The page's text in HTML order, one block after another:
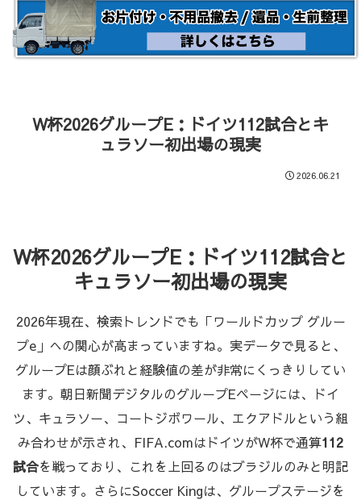
W杯2026グループE：ドイツ112試合とキ
ュラソー初出場の現実
2026.06.21
W杯2026グループE：ドイツ112試合と
キュラソー初出場の現実
2026年現在、検索トレンドでも「ワールドカップ グルー
プe」への関心が高まっていますね。実データで見ると、
グループEは顔ぶれと経験値の差が非常にくっきりしてい
ます。朝日新聞デジタルのグループEページには、ドイ
ツ、キュラソー、コートジボワール、エクアドルという組
み合わせが示され、FIFA.comはドイツがW杯で通算112
試合を戦っており、これを上回るのはブラジルのみと明記
しています。さらにSoccer Kingは、グループステージを